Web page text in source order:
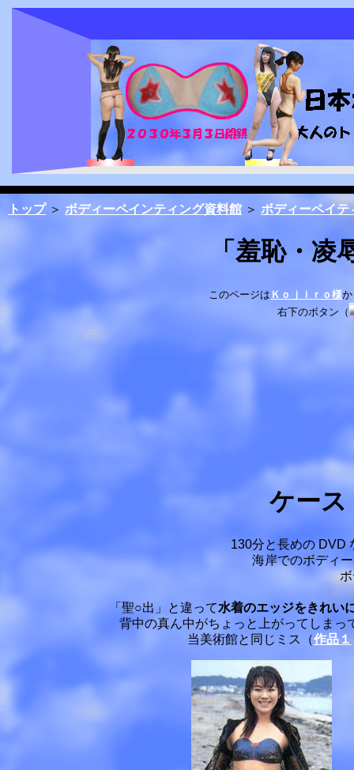
トップ＞ ボディーペインティング資料館 ＞ ボディーペイテ
「羞恥・
このページは Ｋｏｊｉｒｏ様
右下のボタン（
ケー
130分と長めの DVD
海岸でのボディ
「聖○出」と違って水着のエッジをきれい
背中の真ん中がちょっと上がってしま
当美術館と同じミス（作品１